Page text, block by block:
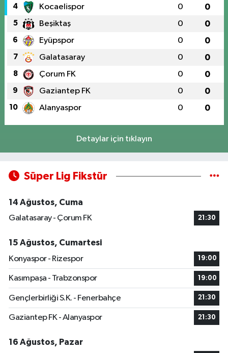
4 Kocaelispor 0 0
5 Beşiktaş 0 0
6 Eyüpspor 0 0
7 Galatasaray 0 0
8 Çorum FK 0 0
9 Gaziantep FK 0 0
10 Alanyaspor 0 0
Detaylar için tıklayın
Süper Lig Fikstür
14 Ağustos, Cuma
Galatasaray - Çorum FK
21:30
15 Ağustos, Cumartesi
Konyaspor - Rizespor
19:00
Kasımpaşa - Trabzonspor 19:00
Gençlerbirliği S.K. - Fenerbahçe 21:30
Gaziantep FK - Alanyaspor 21:30
16 Ağustos, Pazar